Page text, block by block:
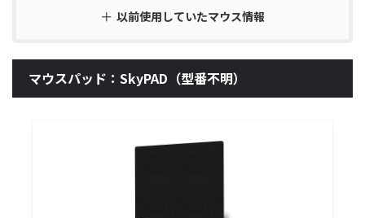
以前使用していたマウス情報
マウスパッド：SkyPAD（型番不明）